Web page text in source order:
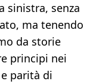
sinistra, senza
ma tenendo
da storie
principi nei
parità di